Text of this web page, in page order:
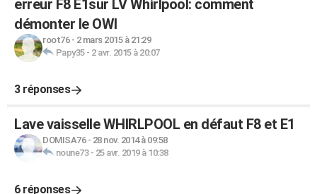
erreur F8 E1sur LV Whirlpool: comment
démonter le OWI
root76- 2 mars 2015 à 21:29
Papy35- 2 avr. 2015 à 20:07
3 réponses
Lave vaisselle WHIRLPOOL en défaut F8 et E1
DOMISA76- 28 nov. 2014 à 09:58
noune73- 25 avr. 2019 à 10:38
6 réponses